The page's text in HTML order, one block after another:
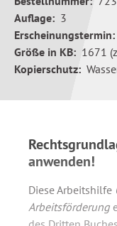
Auflage: 3
Erscheinungstermin:
Größe in KB: 1671
Kopierschutz:
anwenden!
Diese Arbeitshilfe
Arbeitsförderung